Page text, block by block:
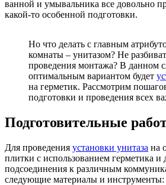
ванной и умывальника все довольно
какой-то особенной подготовки.
Но что делать с главным
комнаты – унитазом? Не
проведения монтажа? В данном
оптимальным вариантом будет
на герметик. Рассмотрим
подготовки и проведения всех
Подготовительные
Для проведения установки унитаза на
плитки с использованием герметика и
подсоединения к различным
следующие материалы и инструменты: